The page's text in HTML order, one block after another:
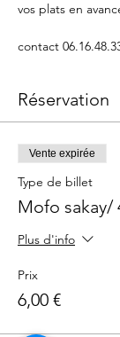
vos plats en
contact
Réservation
Vente expirée
Type de billet
Mofo sakay/
Plus d'info
Prix
6,00 €